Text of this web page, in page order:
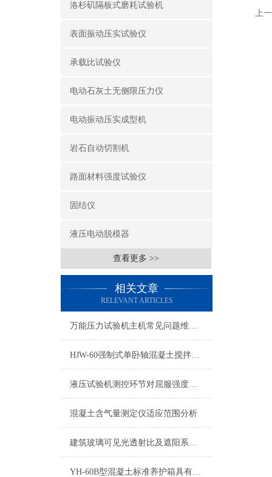
洛杉矶隔板式磨耗试验机
表面振动压实试验仪
承载比试验仪
电动石灰土无侧限压力仪
电动振动压实成型机
岩石自动切割机
路面材料强度试验仪
固结仪
液压电动脱模器
查看更多 >>
相关文章
RELEVANT ARTICLES
万能压力试验机主机常见问题维修技巧
HJW-60强制式单卧轴混凝土搅拌机工作原理
液压试验机测控环节对屈服强度的影响分析
混凝土含气量测定仪适应范围分析
建筑玻璃可见光透射比及遮阳系数检测仪国家新标准规范
YH-60B型混凝土标准养护箱具有造型美观、控温控湿精度高
上